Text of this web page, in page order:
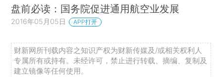
盘前必读：国务院促进通用航空业发展
2016年05月05日 APP打开
财新网所刊载内容之知识产权为财新传媒及/或相关权利人
专属所有或持有。未经许可，禁止进行转载、摘编、复制及
建立镜像等任何使用。